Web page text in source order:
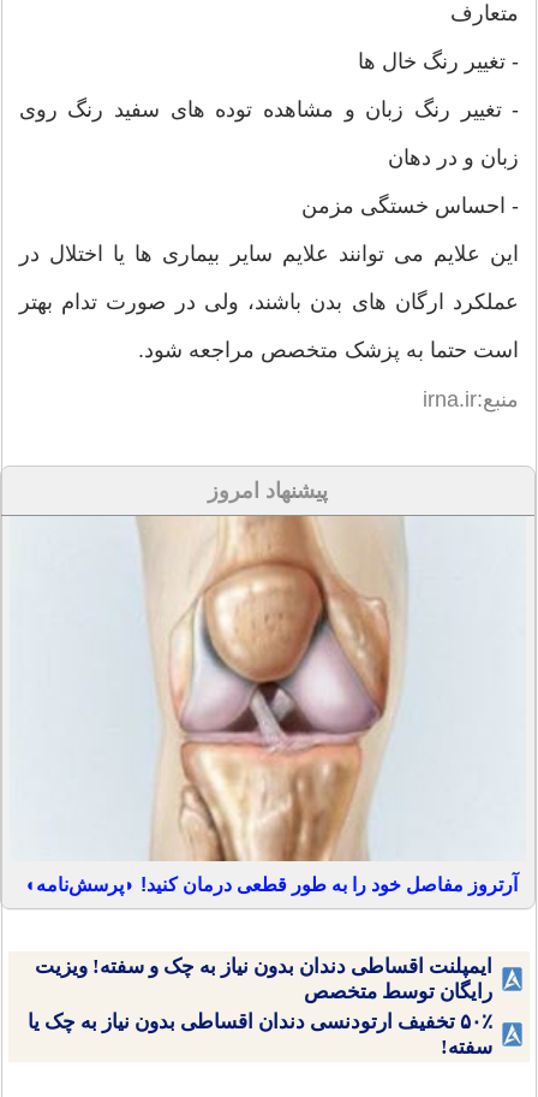
متعارف
- تغییر رنگ خال ها
- تغییر رنگ زبان و مشاهده توده های سفید رنگ روی
زبان و در دهان
- احساس خستگی مزمن
این علایم می توانند علایم سایر بیماری ها یا اختلال در
عملکرد ارگان های بدن باشند، ولی در صورت تدام بهتر
است حتما به پزشک متخصص مراجعه شود.
منبع:irna.ir
پیشنهاد امروز
آرتروز مفاصل خود را به طور قطعی درمان کنید! ◗پرسش‌نامه◖
ایمپلنت اقساطی دندان بدون نیاز به چک و سفته! ویزیت
رایگان توسط متخصص
۵۰٪ تخفیف ارتودنسی دندان اقساطی بدون نیاز به چک یا
سفته!